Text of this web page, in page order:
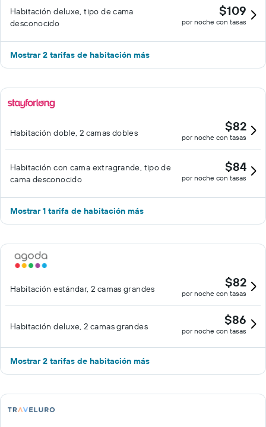
en las instalaciones o cerca del alojamiento (es posible que se
aplique un recargo).
Habitación deluxe, tipo de cama
desconocido
$109
por noche con tasas
Mostrar 2 tarifas de habitación más
Habitación doble, 2 camas dobles $82
por noche con tasas
Habitación con cama extragrande, tipo de
cama desconocido
$84
por noche con tasas
Mostrar 1 tarifa de habitación más
Habitación estándar, 2 camas grandes $82
por noche con tasas
Habitación deluxe, 2 camas grandes $86
por noche con tasas
Mostrar 2 tarifas de habitación más